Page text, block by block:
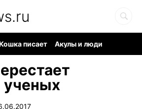
писает
Акулы и люди
ученых